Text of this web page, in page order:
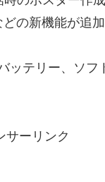
の新機能が追加
ッテリー、ソフ
サーリンク